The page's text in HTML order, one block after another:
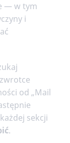
— w tym
i
od „Mail
sekcji
.